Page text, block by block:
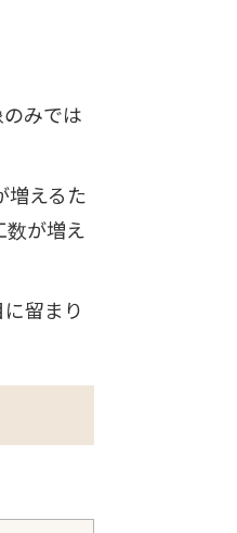
みでは
増えるた
数が増え
留まり